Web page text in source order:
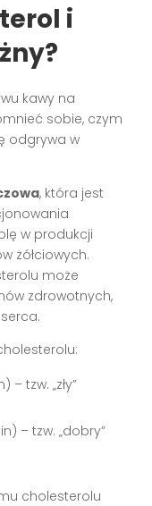
i
kawy na
sobie, czym
odgrywa w
, która jest
w produkcji
żółciowych.
może
zdrowotnych,
tzw. „zły”
– tzw. „dobry”
cholesterolu